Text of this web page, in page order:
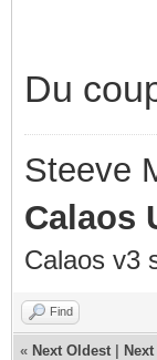
Du
Steeve
Calaos
Calaos v3
Find
« Next Oldest